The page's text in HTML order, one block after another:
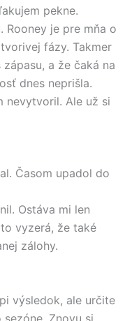
pekne.
je pre mňa o
fázy. Takmer
a že čaká na
dnes neprišla.
nevytvoril. Ale už si
Časom upadol do
Ostáva mi len
vyzerá, že také
zálohy.
výsledok, ale určite
Znovu si